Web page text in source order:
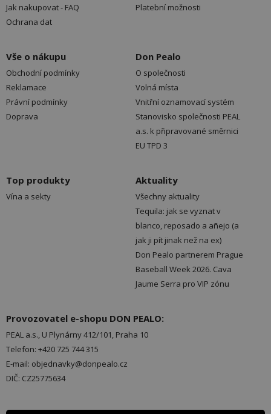
Jak nakupovat - FAQ
Ochrana dat
Platební možnosti
Vše o nákupu
Obchodní podmínky
Reklamace
Právní podmínky
Doprava
Don Pealo
O společnosti
Volná místa
Vnitřní oznamovací systém
Stanovisko společnosti PEAL
a.s. k připravované směrnici
EU TPD 3
Top produkty
Vína a sekty
Aktuality
Všechny aktuality
Tequila: jak se vyznat v
blanco, reposado a añejo (a
jak ji pít jinak než na ex)
Don Pealo partnerem Prague
Baseball Week 2026. Cava
Jaume Serra pro VIP zónu
Provozovatel e-shopu DON PEALO:
PEAL a.s., U Plynárny 412/101, Praha 10
Telefon: +420 725 744 315
E-mail: objednavky@donpealo.cz
DIČ: CZ25775634